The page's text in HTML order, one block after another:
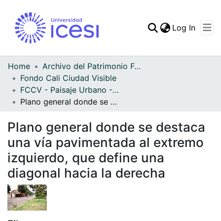
Log In
Home
Archivo del Patrimonio Fotográfico y Fílmico del Valle del Cauca
Fondo Cali Ciudad Visible
FCCV - Paisaje Urbano - Patrimonial
Plano general donde se destaca una vía pavimentada al extremo izquierdo, que define una diagonal hacia la derecha
Plano general donde se destaca
una vía pavimentada al extremo
izquierdo, que define una
diagonal hacia la derecha